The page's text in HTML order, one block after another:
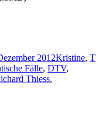
2012Kristine, T
Fälle, DTV,
Thiess,